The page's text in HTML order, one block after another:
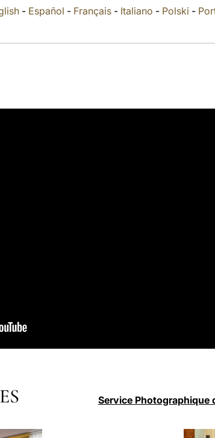
- Español - Français - Italiano - Polski -
Service Photographique